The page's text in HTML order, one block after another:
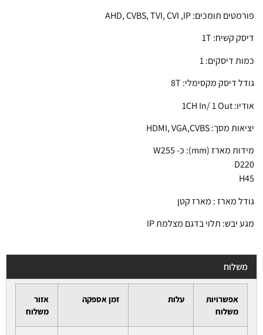
פורמטים תומכים: AHD, CVBS, TVI, CVI ,IP
דיסק קשיח: 1T
כמות דיסקים: 1
גודל דיסק מקסימלי: 8T
אודיו: 1CH In/ 1 Out
יציאות מסך: HDMI, VGA,CVBS
מידות מארז (mm): כ- W255
D220
H45
גודל מארז : מארז קטן
מגע יבש: תלוי בדגם מצלמת IP
משלוח
אפשרויות
משלוח
עלות זמן אספקה
אזור
משלוח